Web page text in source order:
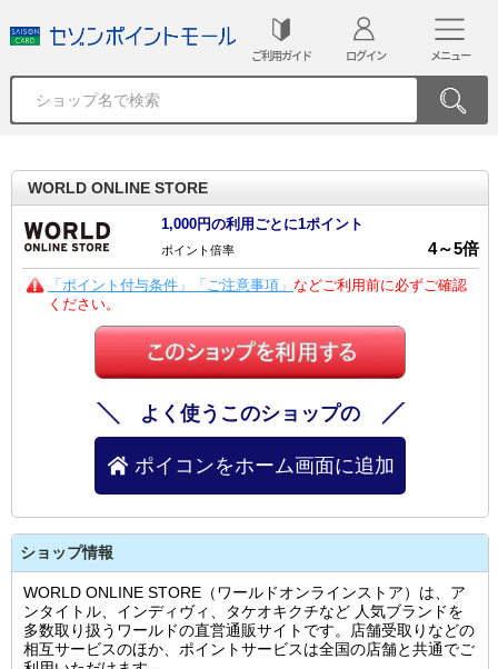
ご利用ガイド ログイン メニュー
WORLD ONLINE STORE
1,000円の利用ごとに1ポイント
ポイント倍率 4～5倍
「ポイント付与条件」「ご注意事項」 などご利用前に必ずご確認
ください。
よく使うこのショップの
ポイコンをホーム画面に追加
ショップ情報
WORLD ONLINE STORE（ワールドオンラインストア）は、ア
ンタイトル、インディヴィ、タケオキクチなど 人気ブランドを
多数取り扱うワールドの直営通販サイトです。店舗受取りなどの
相互サービスのほか、ポイントサービスは全国の店舗と共通でご